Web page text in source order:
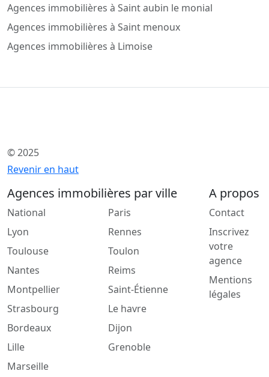
Agences immobilières à Saint aubin le monial
Agences immobilières à Saint menoux
Agences immobilières à Limoise
© 2025
Revenir en haut
Agences immobilières par ville
National
Lyon
Toulouse
Nantes
Montpellier
Strasbourg
Bordeaux
Lille
Marseille
Paris
Rennes
Toulon
Reims
Saint-Étienne
Le havre
Dijon
Grenoble
A propos
Contact
Inscrivez
votre
agence
Mentions
légales